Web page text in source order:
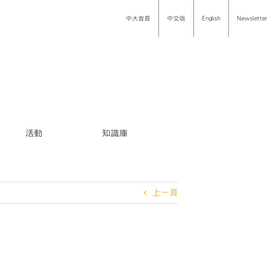
中大首頁 中文版 English Newsletter
活動 知識庫
上一頁